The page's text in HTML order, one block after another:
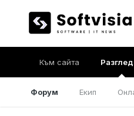
Към сайта
Форум Екип